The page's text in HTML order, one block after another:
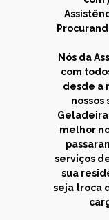
Nós da
com
desde a
nossos
Geladeira
melhor
serviços
sua
seja troca